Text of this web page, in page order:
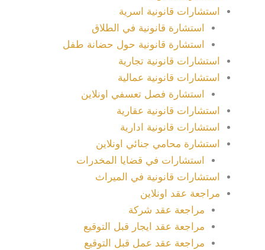
استشارات قانونية اسرية
استشارة قانونية في الطلاق
استشارة قانونية حول حضانة طفل
استشارات قانونية تجارية
استشارات قانونية عمالية
استشارة فصل تعسفي اونلاين
استشارات قانونية عقارية
استشارات قانونية ادارية
استشارة محامي جنائي اونلاين
استشارات في قضايا المخدرات
استشارات قانونية في الميراث
مراجعة عقد اونلاين
مراجعة عقد شركة
مراجعة عقد ايجار قبل التوقيع
مراجعة عقد عمل قبل التوقيع